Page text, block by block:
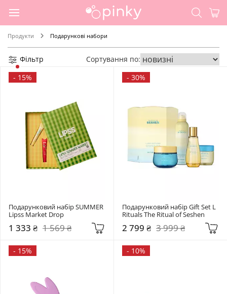
Продукти Подарункові набори
Фільтр
Сортування по:
- 15%
Подарунковий набір SUMMER
Lipss Market Drop
1 333 ₴ 1 569 ₴
- 30%
Подарунковий набір Gift Set L
Rituals The Ritual of Seshen
2 799 ₴ 3 999 ₴
- 15% - 10%